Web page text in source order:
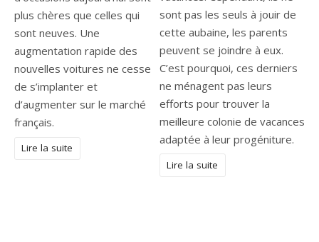
plus chères que celles qui
sont neuves. Une
augmentation rapide des
nouvelles voitures ne cesse
de s’implanter et
d’augmenter sur le marché
français.
Lire la suite
sont pas les seuls à jouir de
cette aubaine, les parents
peuvent se joindre à eux.
C’est pourquoi, ces derniers
ne ménagent pas leurs
efforts pour trouver la
meilleure colonie de vacances
adaptée à leur progéniture.
Lire la suite